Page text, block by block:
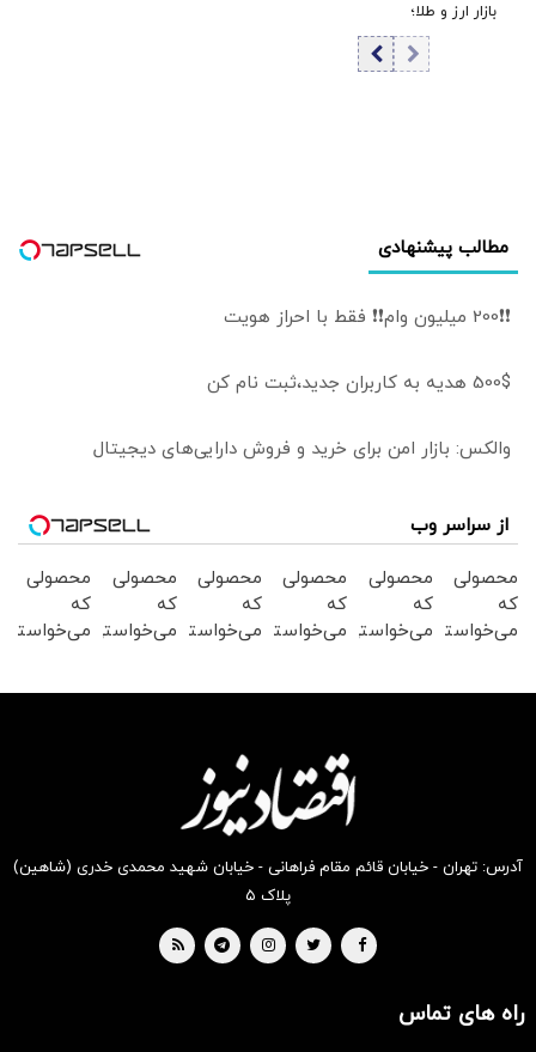
را یکسره کرد
بازار ارز و طلا؛
سقوط یک‌کاناله
دلار در برابر جهش
مطالب پیشنهادی
❗❗200 میلیون وام❗❗ فقط با احراز هویت
500$ هدیه به کاربران جدید،ثبت نام کن
والکس: بازار امن برای خرید و فروش دارایی‌های دیجیتال
از سراسر وب
محصولی
که
می‌خواستی
محصولی
که
می‌خواستی
محصولی
که
می‌خواستی
بخر !
محصولی
که
می‌خواستی
بخر !
محصولی
که
می‌خواستی
محصولی
که
می‌خواستی
آدرس: تهران - خیابان قائم مقام فراهانی - خیابان شهید محمدی خدری (شاهین)
پلاک ۵
راه های تماس